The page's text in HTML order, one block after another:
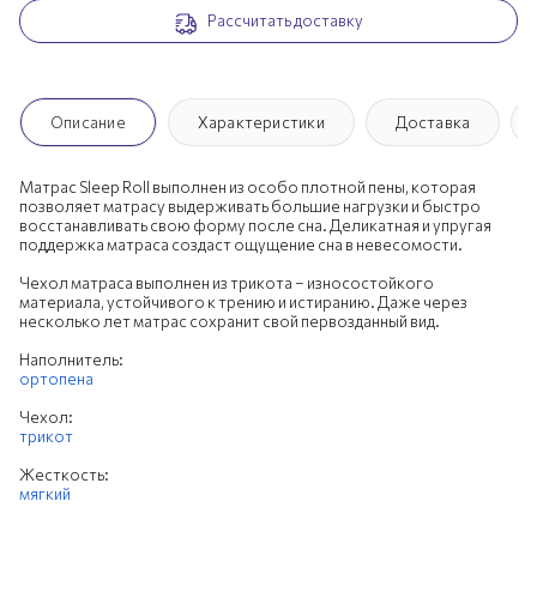
200х195 см 200х200 см
Рассчитать доставку
Описание Характеристики Доставка
Матрас Sleep Roll выполнен из особо плотной пены, которая
позволяет матрасу выдерживать большие нагрузки и быстро
восстанавливать свою форму после сна. Деликатная и упругая
поддержка матраса создаст ощущение сна в невесомости.
Чехол матраса выполнен из трикота – износостойкого
материала, устойчивого к трению и истиранию. Даже через
несколько лет матрас сохранит свой первозданный вид.
Наполнитель:
ортопена
Чехол:
трикот
Жесткость:
мягкий